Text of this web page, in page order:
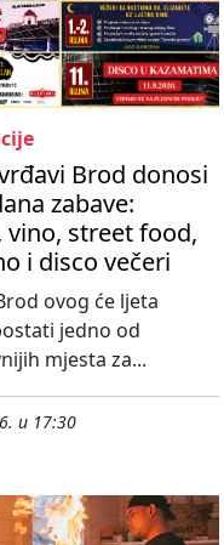
Brod donosi
zabave:
vino, street food,
i disco večeri
ovog će ljeta
jedno od
mjesta za...
u 17:30